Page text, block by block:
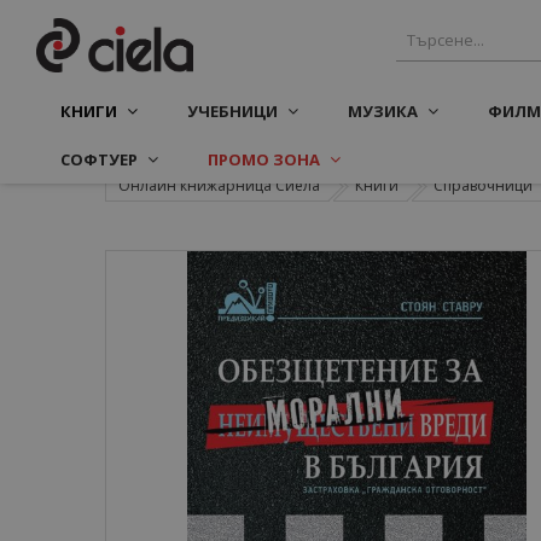
КНИГИ УЧЕБНИЦИ МУЗИКА
СОФТУЕР ПРОМО ЗОНА
Онлайн книжарница Сиела Книги Справочници